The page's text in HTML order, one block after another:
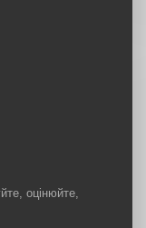
оцінюйте,